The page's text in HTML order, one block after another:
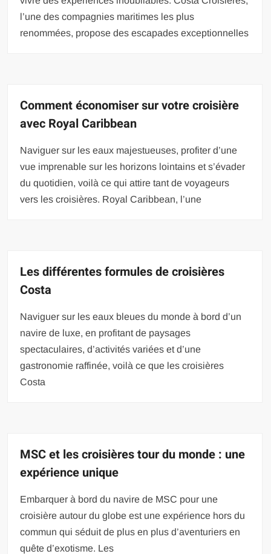
l’une des compagnies maritimes les plus
renommées, propose des escapades exceptionnelles
Comment économiser sur votre croisière
avec Royal Caribbean
Naviguer sur les eaux majestueuses, profiter d’une
vue imprenable sur les horizons lointains et s’évader
du quotidien, voilà ce qui attire tant de voyageurs
vers les croisières. Royal Caribbean, l’une
Les différentes formules de croisières
Costa
Naviguer sur les eaux bleues du monde à bord d’un
navire de luxe, en profitant de paysages
spectaculaires, d’activités variées et d’une
gastronomie raffinée, voilà ce que les croisières
Costa
MSC et les croisières tour du monde : une
expérience unique
Embarquer à bord du navire de MSC pour une
croisière autour du globe est une expérience hors du
commun qui séduit de plus en plus d’aventuriers en
quête d’exotisme. Les